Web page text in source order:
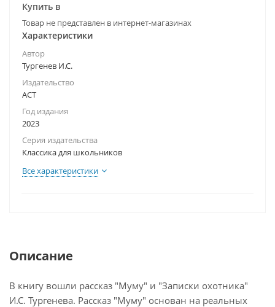
Купить в
Товар не представлен в интернет-магазинах
Характеристики
Автор
Тургенев И.С.
Издательство
АСТ
Год издания
2023
Серия издательства
Классика для школьников
Все характеристики
Описание
В книгу вошли рассказ "Муму" и "Записки охотника"
И.С. Тургенева. Рассказ "Муму" основан на реальных